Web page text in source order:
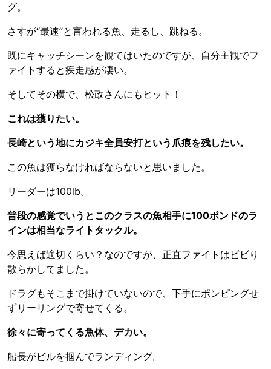
グ。
さすが“最速”と言われる魚、走るし、跳ねる。
既にキャッチシーンを観てはいたのですが、自分主観でフ
ァイトすると疾走感が凄い。
そしてその横で、松政さんにもヒット！
これは獲りたい。
長崎という地にカジキ全員安打という爪痕を残したい。
この魚は獲らなければならないと思いました。
リーダーは100lb。
普段の感覚でいうとこのクラスの魚相手に100ポンドのラ
インは相当なライトタックル。
今思えば適切くらい？なのですが、正直ファイトはビビり
散らかしてました。
ドラグもそこまで掛けていないので、下手にポンピングせ
ずリーリングで寄せてくる。
徐々に寄ってくる魚体、デカい。
船長がビルを掴んでランディング。